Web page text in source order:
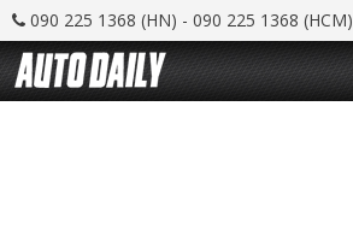
090 225 1368 (HN) - 090 225 1368 (HCM)